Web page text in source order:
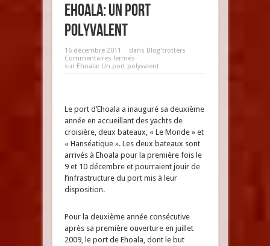
Ehoala: Un port
polyvalent
16 décembre 2011 dans Blog'trotters
Commentaires fermés
sur Ehoala: Un port polyvalent
Le port d’Ehoala a inauguré sa deuxième
année en accueillant des yachts de
croisière, deux bateaux, « Le Monde » et
« Hanséatique ». Les deux bateaux sont
arrivés à Ehoala pour la première fois le
9 et 10 décembre et pourraient jouir de
l’infrastructure du port mis à leur
disposition.
Pour la deuxième année consécutive
après sa première ouverture en juillet
2009, le port de Ehoala, dont le but